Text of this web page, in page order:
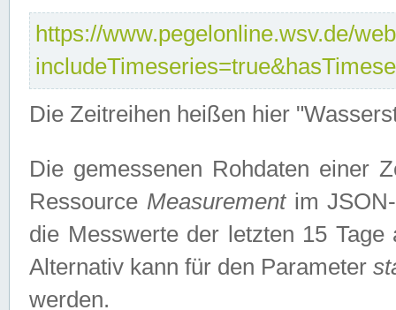
https://www.pegelonline.wsv.de/
Die Zeitreihen heißen hier
Die gemessenen Rohdaten einer
Ressource Measurementim JSON-
die Messwerte der letzten 15
Alternativ kann für den Parameter
werden.